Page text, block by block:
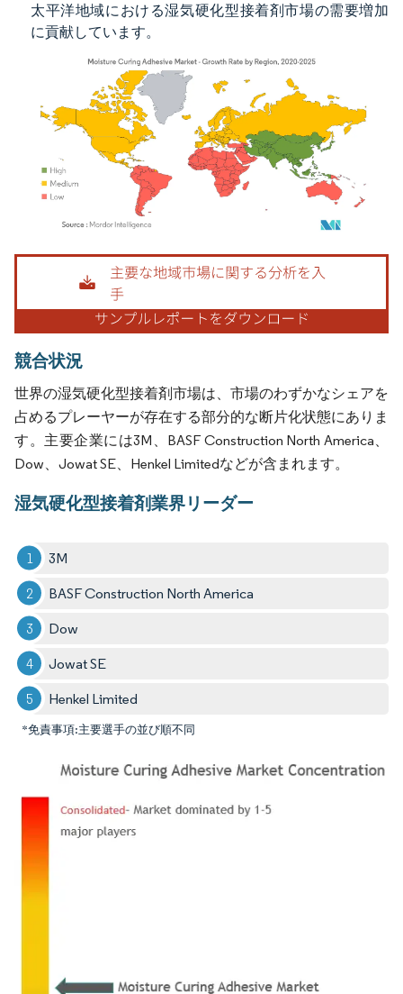
太平洋地域における湿気硬化型接着剤市場の需要増加
に貢献しています。
画像 © Mordor Intelligence。再利用にはCC BY 4.0の表示が必要です。
競合状況
世界の湿気硬化型接着剤市場は、市場のわずかなシェアを
占めるプレーヤーが存在する部分的な断片化状態にありま
す。主要企業には3M、BASF Construction North America、
Dow、Jowat SE、Henkel Limitedなどが含まれます。
湿気硬化型接着剤業界リーダー
3M
BASF Construction North America
Dow
Jowat SE
Henkel Limited
*免責事項:主要選手の並び順不同